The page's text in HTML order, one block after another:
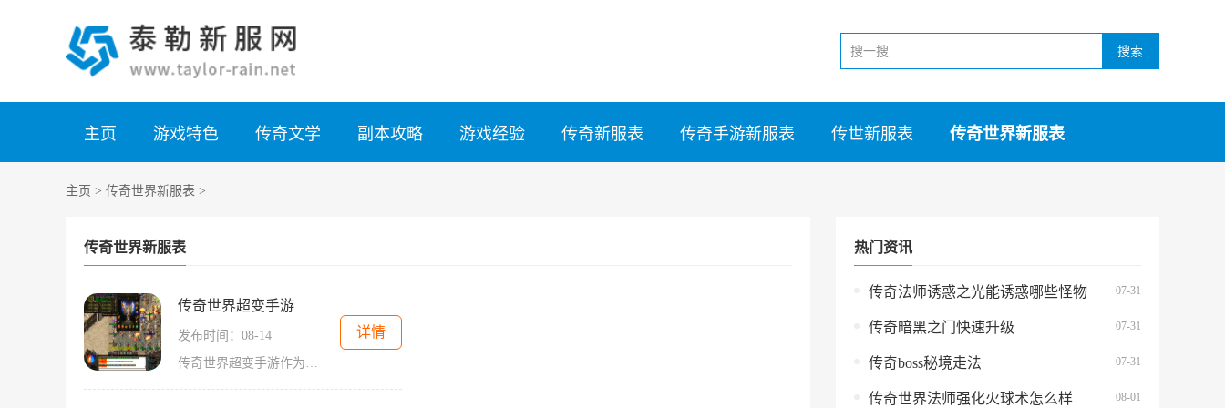
搜索
主页 游戏特色 传奇文学 副本攻略 游戏经验 传奇新服表 传奇手游新服表 传世新服表 传奇世界新服表
主页 > 传奇世界新服表 >
传奇世界新服表
传奇世界超变手游
发布时间：08-14
传奇世界超变手游作为一款传奇游戏，拥有着浓厚的情怀。对于老玩家而言，这款游戏唤起了他们对早期网游的怀旧，而新玩家则能够在其中体验到经典的打怪升级和团队合作的乐趣。玩家将化身为勇士，踏上征程，探索未知的世界，完成各种挑战。角色扮演的乐趣在这款
详情
热门资讯
传奇法师诱惑之光能诱惑哪些怪物 07-31
传奇暗黑之门快速升级 07-31
传奇boss秘境走法 07-31
传奇世界法师强化火球术怎么样 08-01